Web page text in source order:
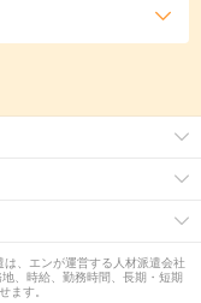
、エンが運営する人材派遣会社
、時給、勤務時間、長期・短期
ます。